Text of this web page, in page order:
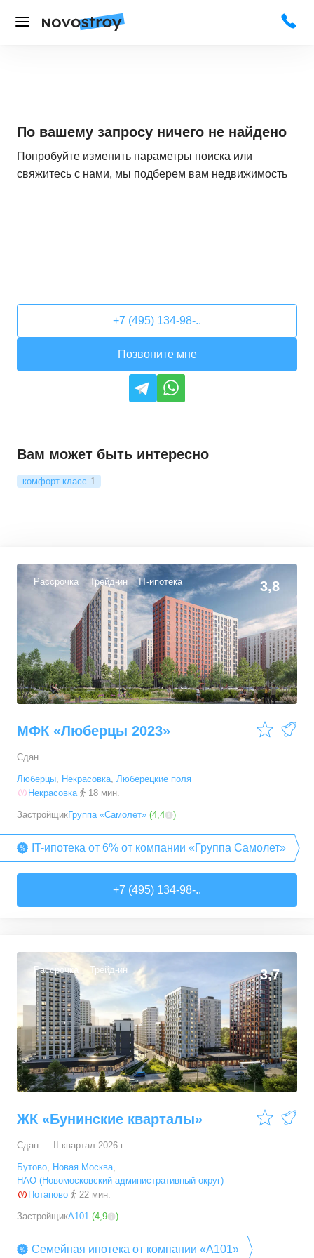
По вашему запросу ничего не найдено
Попробуйте изменить параметры поиска или
свяжитесь с нами, мы подберем вам недвижимость
+7 (495) 134-98-..
Позвоните мне
Вам может быть интересно
комфорт-класс 1
Рассрочка Трейд-ин IT-ипотека 3,8
МФК «Люберцы 2023»
Сдан
Люберцы, Некрасовка, Люберецкие поля
Некрасовка
18 мин.
ЗастройщикГруппа «Самолет» (4,4 )
IT-ипотека от 6% от компании «Группа Самолет»
+7 (495) 134-98-..
Рассрочка Трейд-ин 3,7
ЖК «Бунинские кварталы»
Сдан — II квартал 2026 г.
Бутово, Новая Москва,
НАО (Новомосковский административный округ)
Потапово
22 мин.
ЗастройщикА101 (4,9 )
Семейная ипотека от компании «А101»